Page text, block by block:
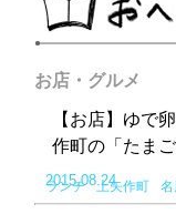
お店・グルメ
【お店】ゆで
作町の「たま
2015.08.24
ランチ 上矢作町